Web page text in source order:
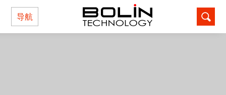
导航